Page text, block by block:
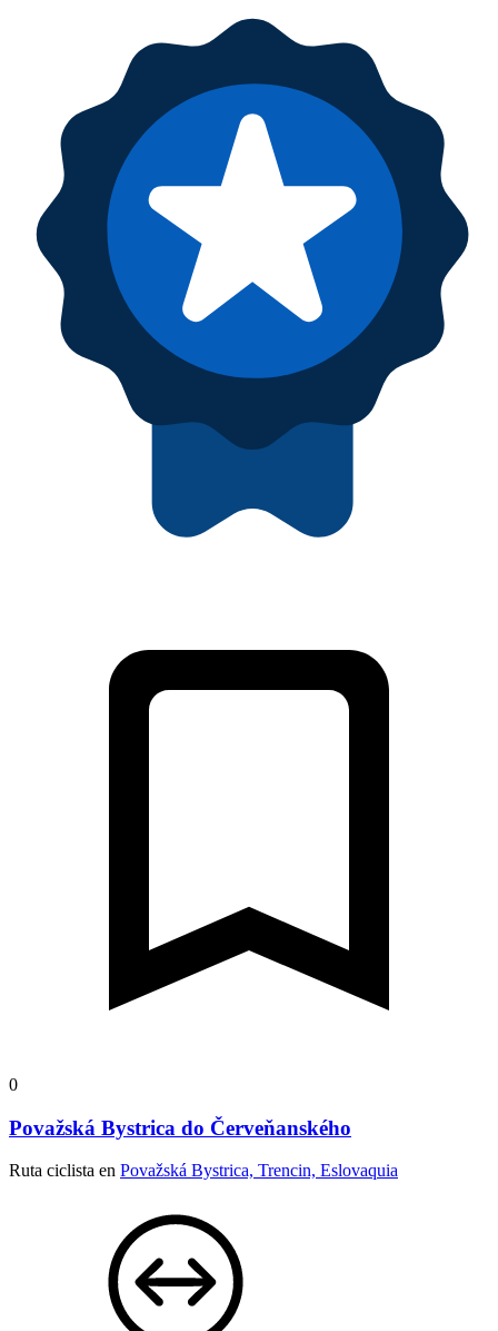
0
Považská Bystrica do Červeňanského
Ruta ciclista en Považská Bystrica, Trencin, Eslovaquia